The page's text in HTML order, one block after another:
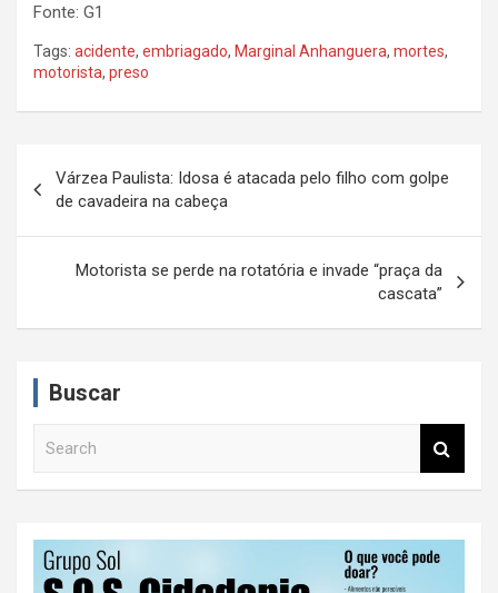
Fonte: G1
Tags: acidente, embriagado, Marginal Anhanguera, mortes,
motorista, preso
v
a
d
Várzea Paulista: Idosa é atacada pelo filho com golpe
de cavadeira na cabeça
Motorista se perde na rotatória e invade “praça da
cascata”
Buscar